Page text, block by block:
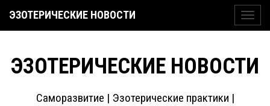
ЭЗОТЕРИЧЕСКИЕ НОВОСТИ
ЭЗОТЕРИЧЕСКИЕ НОВОСТИ
Саморазвитие | Эзотерические практики |